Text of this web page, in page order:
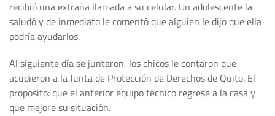
recibió una extraña llamada a su celular. Un adolescente la
saludó y de inmediato le comentó que alguien le dijo que ella
podría ayudarlos.
Al siguiente día se juntaron, los chicos le contaron que
acudieron a la Junta de Protección de Derechos de Quito. El
propósito: que el anterior equipo técnico regrese a la casa y
que mejore su situación.